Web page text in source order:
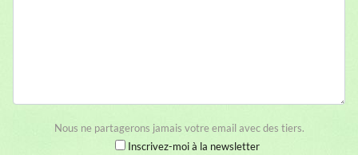
Nous ne partagerons jamais votre email avec des tiers.
Inscrivez-moi à la newsletter